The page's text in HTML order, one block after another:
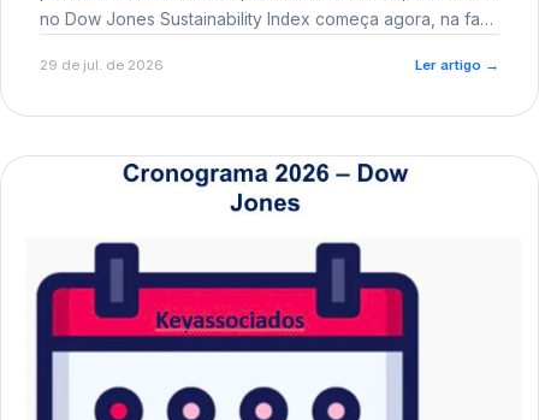
no Dow Jones Sustainability Index começa agora, na fase
29 de jul. de 2026 Ler artigo →